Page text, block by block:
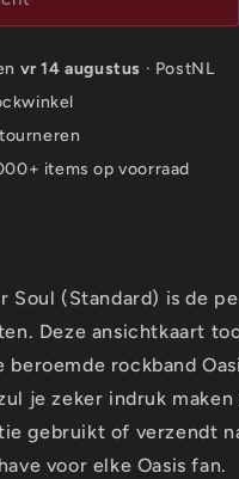
vr 14 augustus · PostNL
items op voorraad
Soul (Standard) is de
Deze ansichtkaart
beroemde rockband
je zeker indruk
gebruikt of verzendt
voor elke Oasis fan.